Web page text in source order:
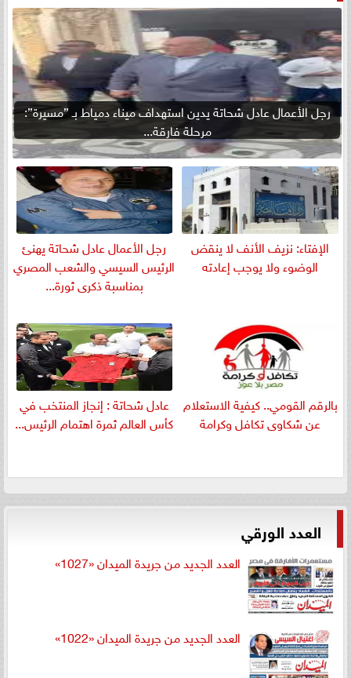
رجل الأعمال عادل شحاتة يدين استهداف ميناء دمياط بـ ”مسيرة”:
مرحلة فارقة...
الإفتاء: نزيف الأنف لا ينقض
الوضوء ولا يوجب إعادته
رجل الأعمال عادل شحاتة يهنئ
الرئيس السيسي والشعب المصري
بمناسبة ذكرى ثورة...
بالرقم القومي.. كيفية الاستعلام
عن شكاوى تكافل وكرامة
عادل شحاتة : إنجاز المنتخب في
كأس العالم ثمرة اهتمام الرئيس...
العدد الورقي
العدد الجديد من جريدة الميدان «1027»
العدد الجديد من جريدة الميدان «1022»